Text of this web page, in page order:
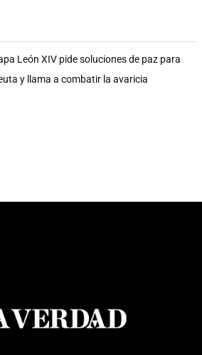
León XIV pide soluciones de paz para
y llama a combatir la avaricia